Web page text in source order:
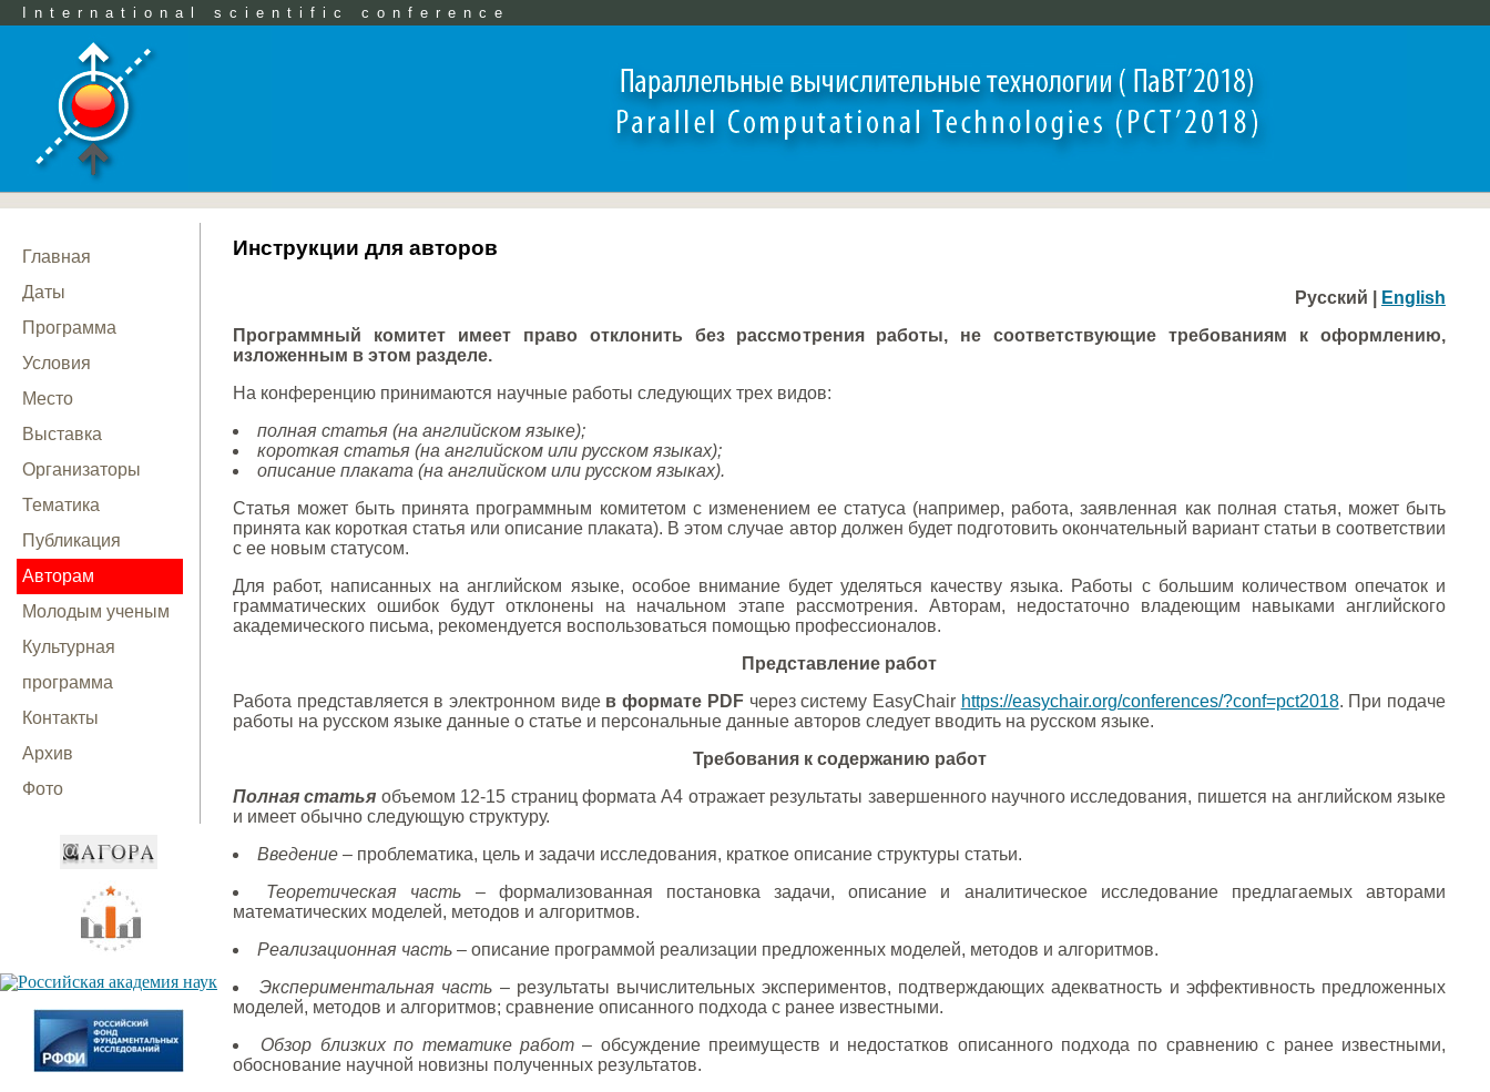
International scientific conference
Главная
Даты
Программа
Условия
Место
Выставка
Организаторы
Тематика
Публикация
Авторам
Молодым ученым
Культурная
программа
Контакты
Архив
Фото
Инструкции для авторов
Русский |
English
Программный комитет имеет право отклонить без рассмотрения работы, не соответствующие требованиям к оформлению,
изложенным в этом разделе.
На конференцию принимаются научные работы следующих трех видов:
полная статья (на английском языке);
короткая статья (на английском или русском языках);
описание плаката (на английском или русском языках).
Статья может быть принята программным комитетом с изменением ее статуса (например, работа, заявленная как полная статья, может быть
принята как короткая статья или описание плаката). В этом случае автор должен будет подготовить окончательный вариант статьи в соответствии
с ее новым статусом.
Для работ, написанных на английском языке, особое внимание будет уделяться качеству языка. Работы с большим количеством опечаток и
грамматических ошибок будут отклонены на начальном этапе рассмотрения. Авторам, недостаточно владеющим навыками английского
академического письма, рекомендуется воспользоваться помощью профессионалов.
Представление работ
Работа представляется в электронном виде в формате PDFчерез систему EasyChair https://easychair.org/conferences/?conf=pct2018. При подаче
работы на русском языке данные о статье и персональные данные авторов следует вводить на русском языке.
Требования к содержанию работ
Полная статья объемом 12-15 страниц формата А4 отражает результаты завершенного научного исследования, пишется на английском языке
и имеет обычно следующую структуру.
Введение – проблематика, цель и задачи исследования, краткое описание структуры статьи.
Теоретическая часть – формализованная постановка задачи, описание и аналитическое исследование предлагаемых авторами
математических моделей, методов и алгоритмов.
Реализационная часть – описание программой реализации предложенных моделей, методов и алгоритмов.
Экспериментальная часть – результаты вычислительных экспериментов, подтверждающих адекватность и эффективность предложенных
моделей, методов и алгоритмов; сравнение описанного подхода с ранее известными.
Обзор близких по тематике работ – обсуждение преимуществ и недостатков описанного подхода по сравнению с ранее известными,
обоснование научной новизны полученных результатов.